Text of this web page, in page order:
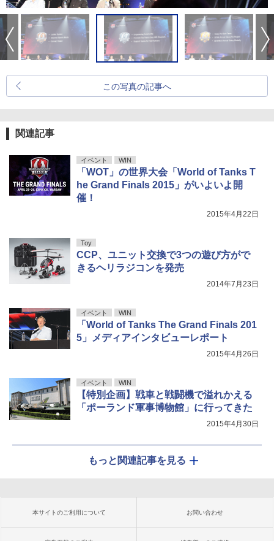
この写真の記事へ
関連記事
イベント WIN
「WOT」の世界大会「World of Tanks T
he Grand Finals 2015」がいよいよ開
催！
2015年4月22日
Toy
CCP、ユニット交換で3つの遊び方がで
きるヘリラジコンを発売
2014年7月23日
イベント WIN
「World of Tanks The Grand Finals 201
5」メディアインタビューレポート
2015年4月26日
イベント WIN
【特別企画】戦車と戦闘機で溢れかえる
「ポーランド軍事博物館」に行ってきた
2015年4月30日
もっと関連記事を見る
本サイトのご利用について お問い合わせ